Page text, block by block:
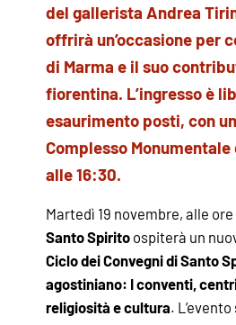
del gallerista Andrea
offrirà un’occasione per
di Marma e il suo
fiorentina. L’ingresso è
esaurimento posti, con
Complesso
alle 16:30.
Martedì 19 novembre, alle ore
Santo Spiritoospiterà un
Ciclo dei Convegni di Santo
agostiniano: I conventi,
religiosità e cultura.